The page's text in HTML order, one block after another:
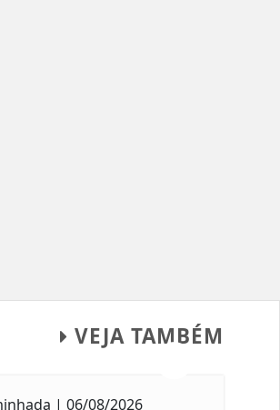
VEJA TAMBÉM